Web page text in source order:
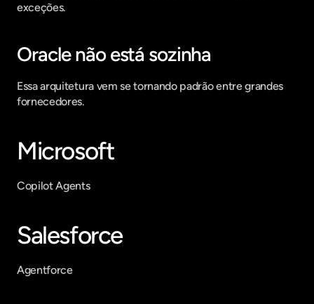
exceções.
Oracle não está sozinha
Essa arquitetura vem se tornando padrão entre grandes
fornecedores.
Microsoft
Copilot Agents
Salesforce
Agentforce